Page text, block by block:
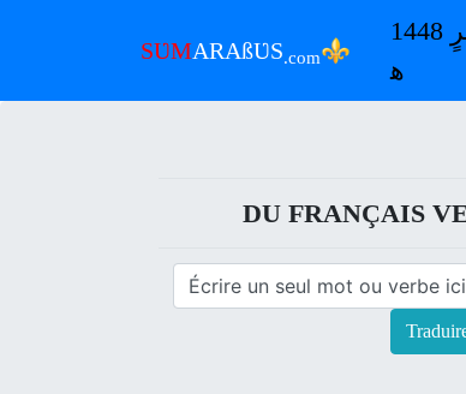
SƲMARAßƲS.com⚜
ٱلْـجُـمُـعَـةُ 7 مِـنْ آبٍ-أُغُـسْـطُـسْ 2026 م | 22 مِـنْ صَـفَـرٍ 1448
ﻫ
DU FRANÇAIS